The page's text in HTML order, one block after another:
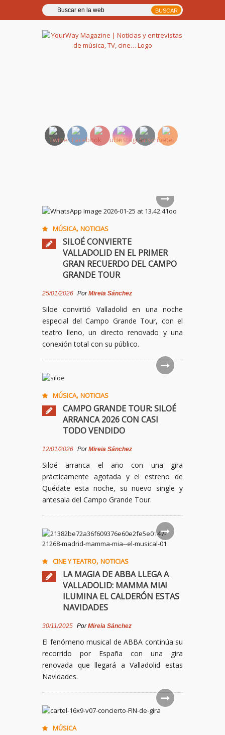
MÚSICA, NOTICIAS
SILOÉ CONVIERTE
VALLADOLID EN EL PRIMER
GRAN RECUERDO DEL CAMPO
GRANDE TOUR
25/01/2026 PorMireia Sánchez
Siloe convirtió Valladolid en una noche
especial del Campo Grande Tour, con el
teatro lleno, un directo renovado y una
conexión total con su público.
MÚSICA, NOTICIAS
CAMPO GRANDE TOUR: SILOÉ
ARRANCA 2026 CON CASI
TODO VENDIDO
12/01/2026 PorMireia Sánchez
Siloé arranca el año con una gira
prácticamente agotada y el estreno de
Quédate esta noche, su nuevo single y
antesala del Campo Grande Tour.
CINE Y TEATRO, NOTICIAS
LA MAGIA DE ABBA LLEGA A
VALLADOLID: MAMMA MIA!
ILUMINA EL CALDERÓN ESTAS
NAVIDADES
30/11/2025 PorMireia Sánchez
El fenómeno musical de ABBA continúa su
recorrido por España con una gira
renovada que llegará a Valladolid estas
Navidades.
MÚSICA